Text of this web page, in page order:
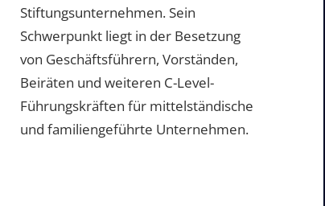
Stiftungsunternehmen. Sein
Schwerpunkt liegt in der Besetzung
von Geschäftsführern, Vorständen,
Beiräten und weiteren C-Level-
Führungskräften für mittelständische
und familiengeführte Unternehmen.